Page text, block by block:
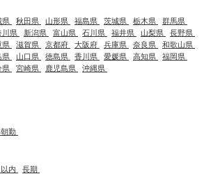
県 秋田県 山形県 福島県 茨城県 栃木県
群馬県
川県 新潟県 富山県 石川県 福井県 山梨県
長野県
県 滋賀県 京都府 大阪府 兵庫県 奈良県
和歌山県
県 山口県 徳島県 香川県 愛媛県 高知県
福岡県
県 宮崎県 鹿児島県 沖縄県
勤
内 長期